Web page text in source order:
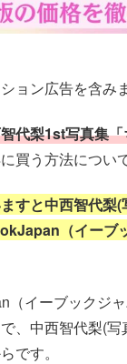
ョン広告を含みま
代梨1st写真集
買う方法につい
すと中西智代梨
（イーブ
（イーブックジ
、中西智代梨(写
です。